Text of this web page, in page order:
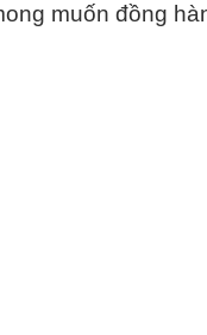
muốn đồng